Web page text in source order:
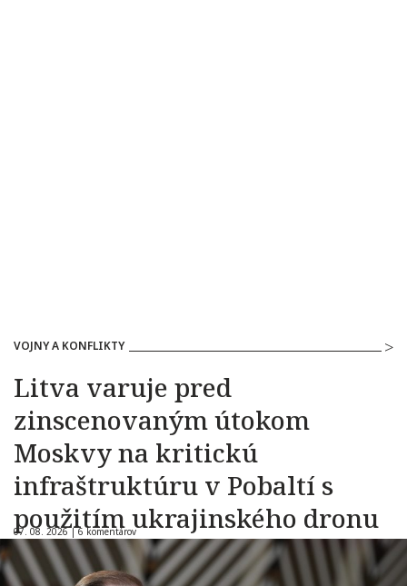
VOJNY A KONFLIKTY
Litva varuje pred
zinscenovaným útokom
Moskvy na kritickú
infraštruktúru v Pobaltí s
použitím ukrajinského dronu
07. 08. 2026 |6 komentárov